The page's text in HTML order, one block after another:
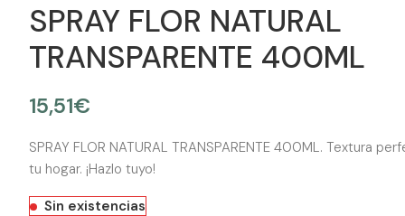
SPRAY FLOR NATURAL
TRANSPARENTE 400ML
15,51€
SPRAY FLOR NATURAL TRANSPARENTE 400ML. Textura
tu hogar. ¡Hazlo tuyo!
Sin existencias